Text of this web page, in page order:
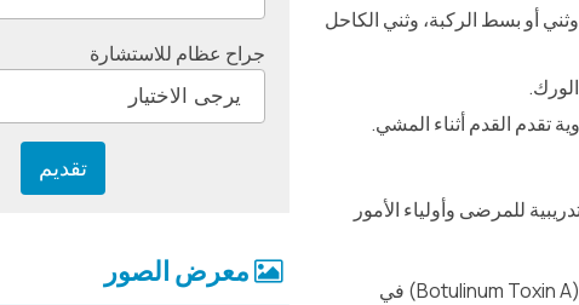
أو بسط الركبة، وثني الكاحل
تقدم القدم أثناء المشي.
للمرضى وأولياء الأمور
يتم من خلال حقن ذيفان البوتولينوم (Botulinum Toxin A) في
جراح عظام للاستشارة
معرض الصور